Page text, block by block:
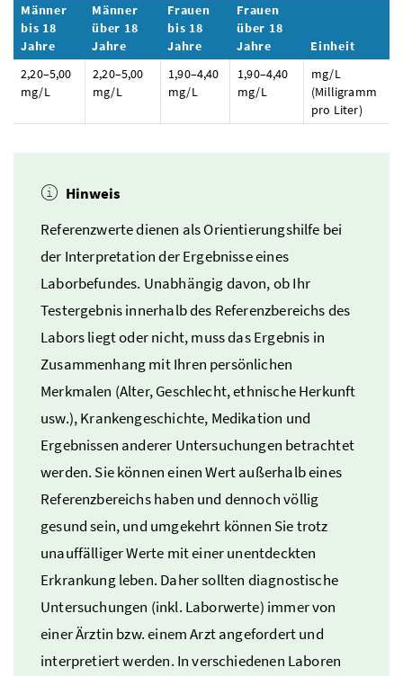
Männer
bis 18
Jahre
Männer
über 18
Jahre
Frauen
bis 18
Jahre
Frauen
über 18
Jahre
Einheit
2,20–5,00
mg/L
2,20–5,00
mg/L
1,90–4,40
mg/L
1,90–4,40
mg/L
mg/L
(Milligramm
pro Liter)
Hinweis
Referenzwerte dienen als Orientierungshilfe bei
der Interpretation der Ergebnisse eines
Laborbefundes. Unabhängig davon, ob Ihr
Testergebnis innerhalb des Referenzbereichs des
Labors liegt oder nicht, muss das Ergebnis in
Zusammenhang mit Ihren persönlichen
Merkmalen (Alter, Geschlecht, ethnische Herkunft
usw.), Krankengeschichte, Medikation und
Ergebnissen anderer Untersuchungen betrachtet
werden. Sie können einen Wert außerhalb eines
Referenzbereichs haben und dennoch völlig
gesund sein, und umgekehrt können Sie trotz
unauffälliger Werte mit einer unentdeckten
Erkrankung leben. Daher sollten diagnostische
Untersuchungen (inkl. Laborwerte) immer von
einer Ärztin bzw.einem Arzt angefordert und
interpretiert werden. In verschiedenen Laboren